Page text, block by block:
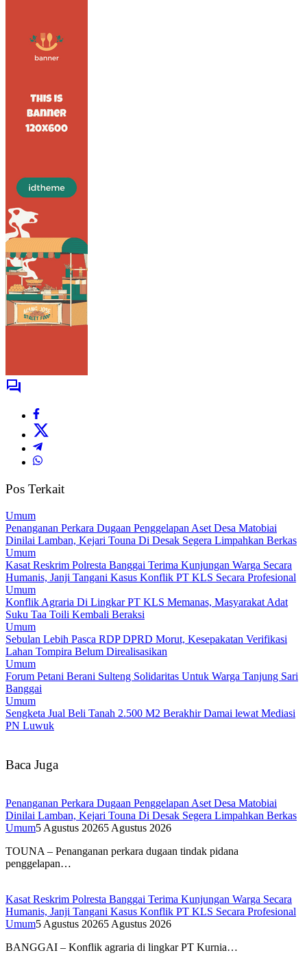
Pos Terkait
Umum
Penanganan Perkara Dugaan Penggelapan Aset Desa Matobiai
Dinilai Lamban, Kejari Touna Di Desak Segera Limpahkan Berkas
Umum
Kasat Reskrim Polresta Banggai Terima Kunjungan Warga Secara
Humanis, Janji Tangani Kasus Konflik PT KLS Secara Profesional
Umum
Konflik Agraria Di Lingkar PT KLS Memanas, Masyarakat Adat
Suku Taa Toili Kembali Beraksi
Umum
Sebulan Lebih Pasca RDP DPRD Morut, Kesepakatan Verifikasi
Lahan Tompira Belum Direalisasikan
Umum
Forum Petani Berani Sulteng Solidaritas Untuk Warga Tanjung Sari
Banggai
Umum
Sengketa Jual Beli Tanah 2.500 M2 Berakhir Damai lewat Mediasi
PN Luwuk
Baca Juga
Penanganan Perkara Dugaan Penggelapan Aset Desa Matobiai
Dinilai Lamban, Kejari Touna Di Desak Segera Limpahkan Berkas
Umum5 Agustus 20265 Agustus 2026
TOUNA – Penanganan perkara dugaan tindak pidana
penggelapan…
Kasat Reskrim Polresta Banggai Terima Kunjungan Warga Secara
Humanis, Janji Tangani Kasus Konflik PT KLS Secara Profesional
Umum5 Agustus 20265 Agustus 2026
BANGGAI – Konflik agraria di lingkar PT Kurnia…